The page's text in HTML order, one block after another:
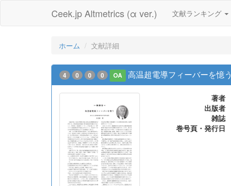
Ceek.jp Altmetrics (α ver.) 文献ランキング
ホーム 文献詳細
4 0 0 0 OA 高温超電導フィーバーを憶う
著者
出版者
雑誌
巻号頁・発行日